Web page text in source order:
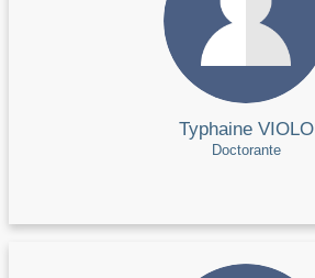
Typhaine VIOLO
Doctorante